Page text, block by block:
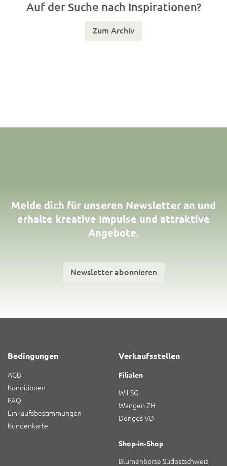
Auf der Suche nach Inspirationen?
Zum Archiv
Melde dich für unseren Newsletter an und
erhalte kreative Impulse und attraktive
Angebote.
Newsletter abonnieren
Bedingungen
AGB
Konditionen
FAQ
Einkaufsbestimmungen
Kundenkarte
Verkaufsstellen
Filialen
Wil SG
Wangen ZH
Denges VD
Shop-in-Shop
Blumenbörse Südostschweiz,